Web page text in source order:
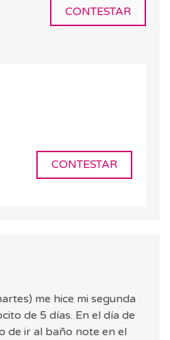
CONTESTAR
CONTESTAR
me hice mi segunda
de 5 días. En el día de
de ir al baño note en el